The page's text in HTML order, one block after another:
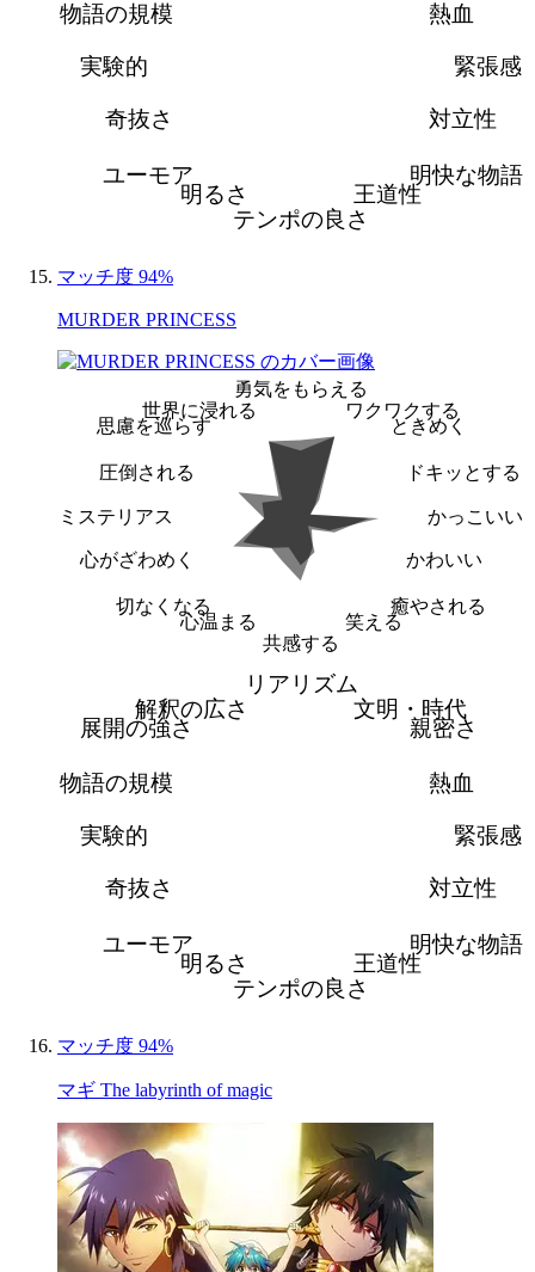
熱血
緊張感
対立性
明快な物語
王道性
テンポの良さ
明るさ
ユーモア
奇抜さ
実験的
物語の規模
マッチ度 94%
MURDER PRINCESS
勇気をもらえる
ワクワクする
ときめく
ドキッとする
かっこいい
かわいい
癒やされる
笑える
共感する
心温まる
切なくなる
心がざわめく
ミステリアス
圧倒される
思慮を巡らす
世界に浸れる
リアリズム
文明・時代
親密さ
熱血
緊張感
対立性
明快な物語
王道性
テンポの良さ
明るさ
ユーモア
奇抜さ
実験的
物語の規模
展開の強さ
解釈の広さ
マッチ度 94%
マギ The labyrinth of magic